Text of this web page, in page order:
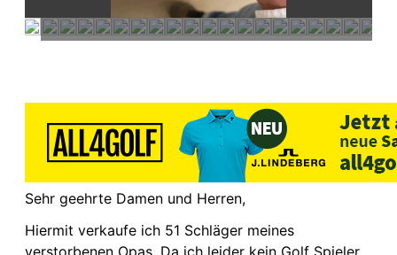
Sehr geehrte Damen und Herren,
Hiermit verkaufe ich 51 Schläger meines
verstorbenen Opas. Da ich leider kein Golf Spieler